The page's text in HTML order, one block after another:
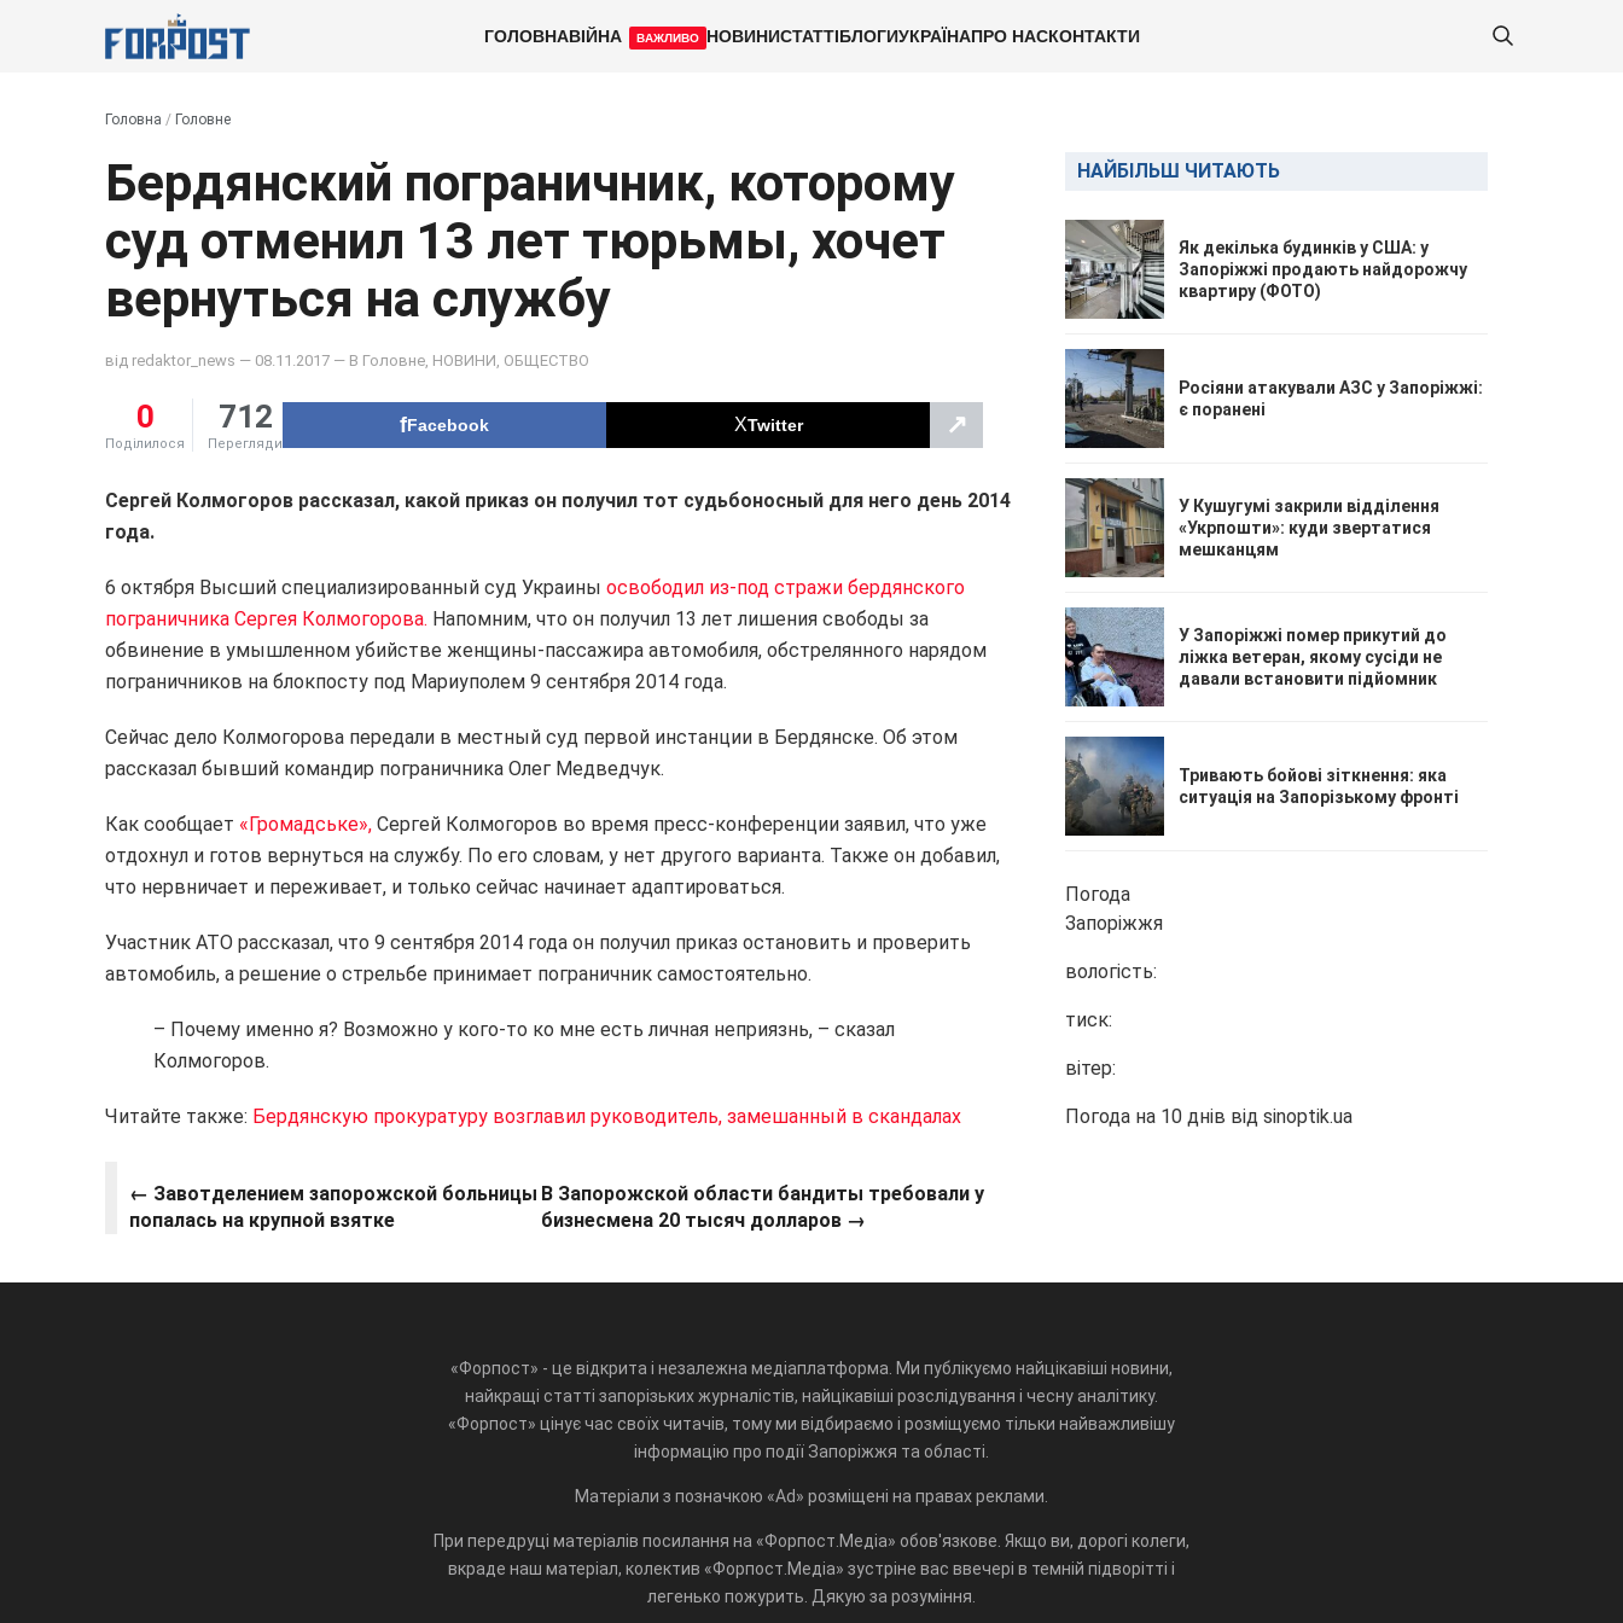
ГОЛОВНАВІЙНА ВАЖЛИВО НОВИНИСТАТТІБЛОГИУКРАЇНАПРО НАСКОНТАКТИ
Головна / Головне
Бердянский пограничник, которому
суд отменил 13 лет тюрьмы, хочет
вернуться на службу
від redaktor_news — 08.11.2017 — В Головне НОВИНИ ОБЩЕСТВО
0
Поділилося
712
Перегляди
Facebook Twitter ↗
Сергей Колмогоров рассказал, какой приказ он получил тот судьбоносный для него день 2014
года.
6 октября Высший специализированный суд Украины освободил из-под стражи бердянского
пограничника Сергея Колмогорова. Напомним, что он получил 13 лет лишения свободы за
обвинение в умышленном убийстве женщины-пассажира автомобиля, обстрелянного нарядом
пограничников на блокпосту под Мариуполем 9 сентября 2014 года.
Сейчас дело Колмогорова передали в местный суд первой инстанции в Бердянске. Об этом
рассказал бывший командир пограничника Олег Медведчук.
Как сообщает «Громадське», Сергей Колмогоров во время пресс-конференции заявил, что уже
отдохнул и готов вернуться на службу. По его словам, у нет другого варианта. Также он добавил,
что нервничает и переживает, и только сейчас начинает адаптироваться.
Участник АТО рассказал, что 9 сентября 2014 года он получил приказ остановить и проверить
автомобиль, а решение о стрельбе принимает пограничник самостоятельно.
– Почему именно я? Возможно у кого-то ко мне есть личная неприязнь, – сказал
Колмогоров.
Читайте также: Бердянскую прокуратуру возглавил руководитель, замешанный в скандалах
← Завотделением запорожской больницы
попалась на крупной взятке
В Запорожской области бандиты требовали у
бизнесмена 20 тысяч долларов →
НАЙБІЛЬШ ЧИТАЮТЬ
Як декілька будинків у США: у
Запоріжжі продають найдорожчу
квартиру (ФОТО)
Росіяни атакували АЗС у Запоріжжі:
є поранені
У Кушугумі закрили відділення
«Укрпошти»: куди звертатися
мешканцям
У Запоріжжі помер прикутий до
ліжка ветеран, якому сусіди не
давали встановити підйомник
Тривають бойові зіткнення: яка
ситуація на Запорізькому фронті
Погода
Запоріжжя
вологість:
тиск:
вітер:
Погода на 10 днів від sinoptik.ua
«Форпост» - це відкрита і незалежна медіаплатформа. Ми публікуємо найцікавіші новини,
найкращі статті запорізьких журналістів, найцікавіші розслідування і чесну аналітику.
«Форпост» цінує час своїх читачів, тому ми відбираємо і розміщуємо тільки найважливішу
інформацію про події Запоріжжя та області.
Матеріали з позначкою «Ad» розміщені на правах реклами.
При передруці матеріалів посилання на «Форпост.Медіа» обов'язкове. Якщо ви, дорогі колеги,
вкраде наш матеріал, колектив «Форпост.Медіа» зустріне вас ввечері в темній підворітті і
легенько пожурить. Дякую за розуміння.